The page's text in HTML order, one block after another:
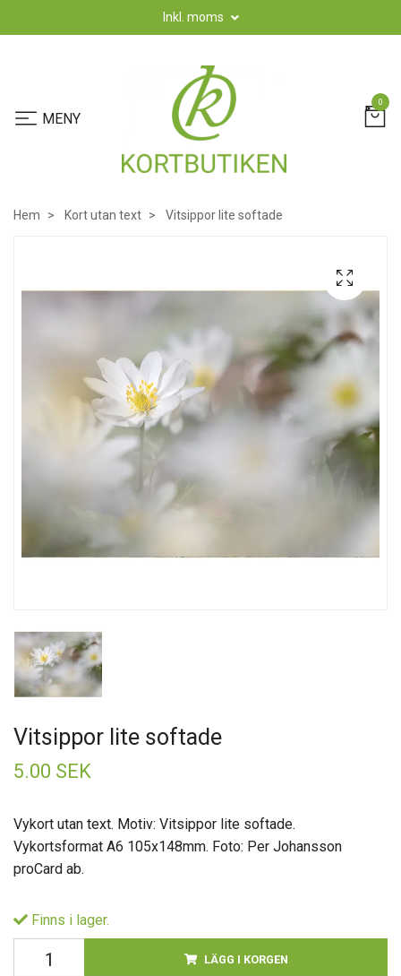
Inkl. moms
0
Hem Kort utan text Vitsippor lite softade
Vitsippor lite softade
5.00 SEK
Vykort utan text. Motiv: Vitsippor lite softade.
Vykortsformat A6 105x148mm. Foto: Per Johansson
proCard ab.
Finns i lager.
LÄGG I KORGEN